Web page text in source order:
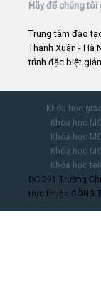
Hãy để chúng
Trung tâm đào
Thanh Xuân - Hà
trình đặc biệt
Khóa học
Khóa học
Khóa học
Khóa học
Khóa học
ĐC:391 Trường
trực thuộc CÔNG